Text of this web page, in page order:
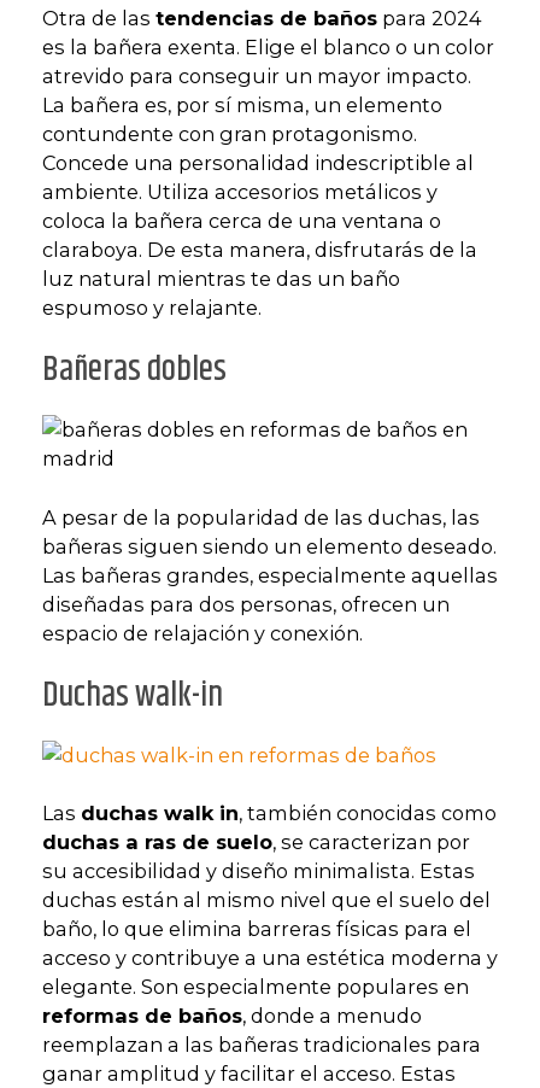
Otra de las tendencias de baños para 2024
es la bañera exenta. Elige el blanco o un color
atrevido para conseguir un mayor impacto.
La bañera es, por sí misma, un elemento
contundente con gran protagonismo.
Concede una personalidad indescriptible al
ambiente. Utiliza accesorios metálicos y
coloca la bañera cerca de una ventana o
claraboya. De esta manera, disfrutarás de la
luz natural mientras te das un baño
espumoso y relajante.
Bañeras dobles
A pesar de la popularidad de las duchas, las
bañeras siguen siendo un elemento deseado.
Las bañeras grandes, especialmente aquellas
diseñadas para dos personas, ofrecen un
espacio de relajación y conexión.
Duchas walk-in
Las duchas walk in, también conocidas como
duchas a ras de suelo, se caracterizan por
su accesibilidad y diseño minimalista. Estas
duchas están al mismo nivel que el suelo del
baño, lo que elimina barreras físicas para el
acceso y contribuye a una estética moderna y
elegante. Son especialmente populares en
reformas de baños, donde a menudo
reemplazan a las bañeras tradicionales para
ganar amplitud y facilitar el acceso. Estas